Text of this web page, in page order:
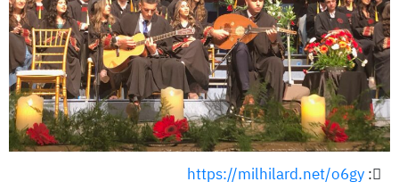
:
https://milhilard.net/o6gy